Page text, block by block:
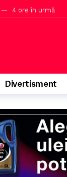
4 ore în urmă
6 ore în urmă
38 de minute în
Divertisment